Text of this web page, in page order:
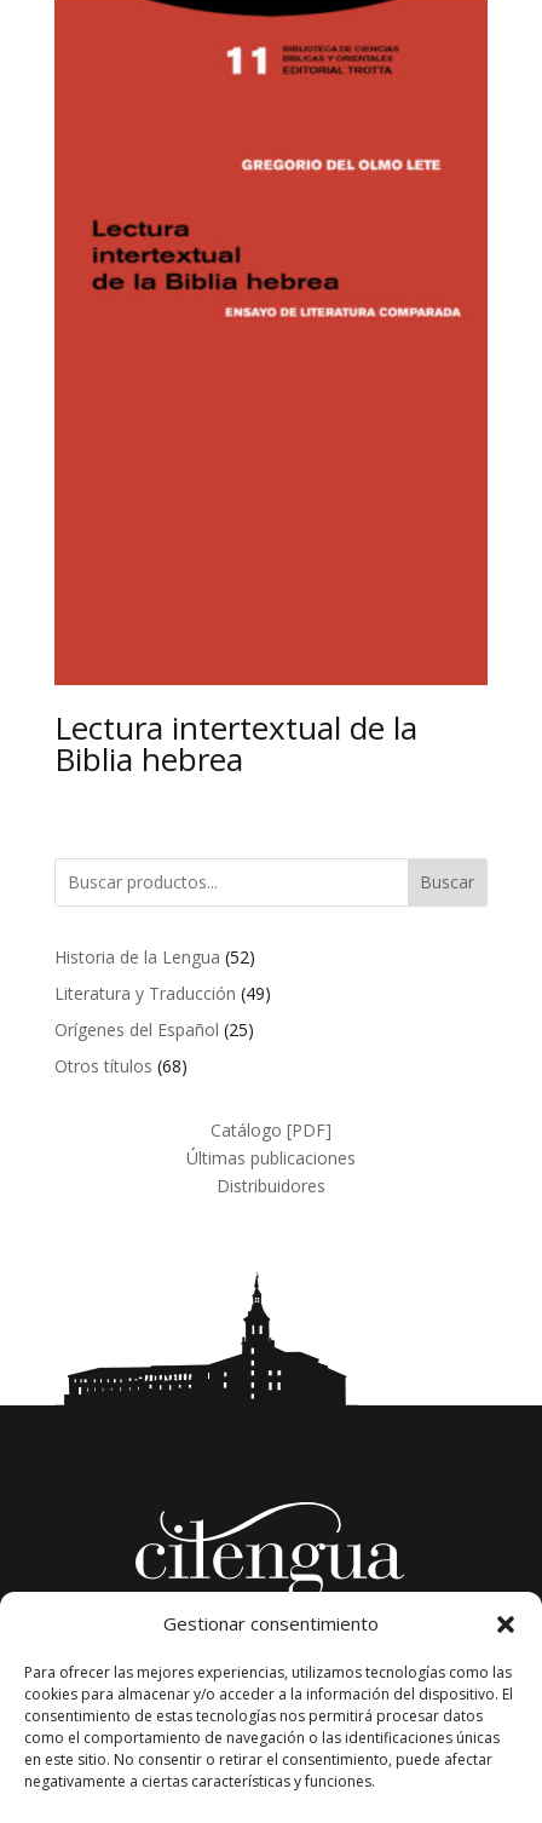
Gestionar consentimiento
Para ofrecer las mejores experiencias, utilizamos tecnologías como las
cookies para almacenar y/o acceder a la información del dispositivo. El
consentimiento de estas tecnologías nos permitirá procesar datos
como el comportamiento de navegación o las identificaciones únicas
en este sitio. No consentir o retirar el consentimiento, puede afectar
negativamente a ciertas características y funciones.
Lectura intertextual de la
Biblia hebrea
Buscar
Historia de la Lengua 5252
productos
Literatura y Traducción 4949
Orígenes del Español 2525
Otros títulos 6868
Catálogo [PDF]
Últimas publicaciones
Distribuidores
26326 San Millán de la Cogolla
La Rioja. España.
Teléfono: +34 941 373 389
cilengua@cilengua.es